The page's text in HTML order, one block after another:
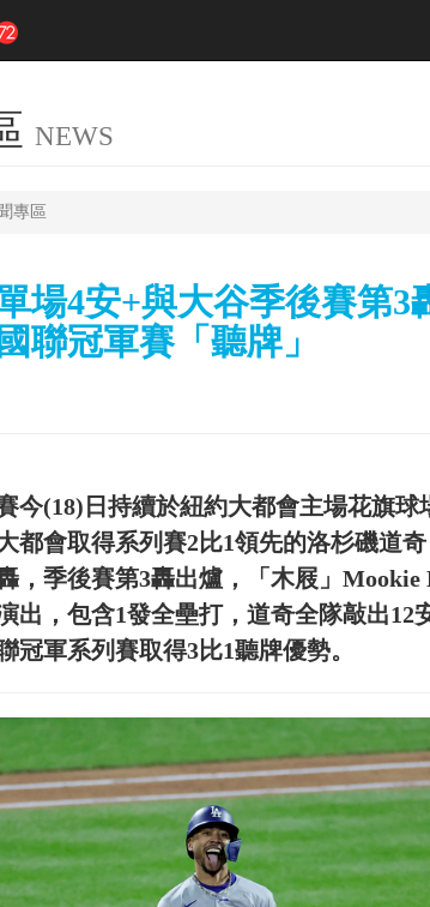
NEWS
專區
單場4安+與大谷季後賽
聯冠軍賽「聽牌」
今(18)日持續於紐約大都會主場花旗球
都會取得系列賽2比1領先的洛杉磯道
，季後賽第3轟出爐，「木屐」
出，包含1發全壘打，道奇全隊敲出12
冠軍系列賽取得3比1聽牌優勢。